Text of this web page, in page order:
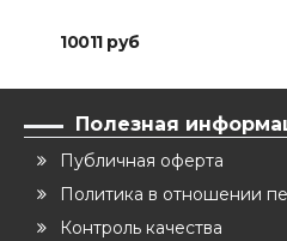
10011 руб
Полезная
Публичная оферта
Политика в отношении
Контроль качества